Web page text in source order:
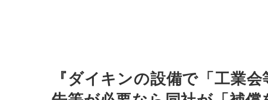
『ダイキンの設備で「工業